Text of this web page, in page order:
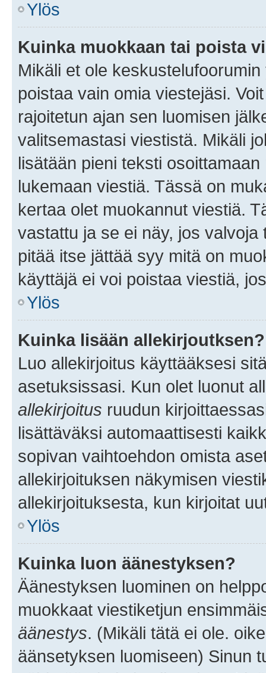
Ylös
Kuinka muokkaan tai poista
Mikäli et ole
poistaa vain omia viestejäsi.
rajoitetun ajan sen luomisen
valitsemastasi viestistä. Mikäli
lisätään pieni teksti
lukemaan viestiä. Tässä on
kertaa olet muokannut viestiä.
vastattu ja se ei näy, jos
pitää itse jättää syy mitä on
käyttäjä ei voi poistaa viestiä,
Ylös
Kuinka lisään allekirjoutksen?
Luo allekirjoitus käyttääksesi
asetuksissasi. Kun olet luonut
allekirjoitus ruudun
lisättäväksi automaattisesti
sopivan vaihtoehdon omista
allekirjoituksen näkymisen
allekirjoituksesta, kun kirjoitat
Ylös
Kuinka luon äänestyksen?
Äänestyksen luominen on
muokkaat viestiketjun
äänestys. (Mikäli tätä ei ole.
äänsetyksen luomiseen) Sinun